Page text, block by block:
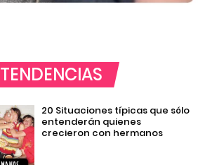
TENDENCIAS
20 Situaciones típicas que sólo
entenderán quienes
crecieron con hermanos